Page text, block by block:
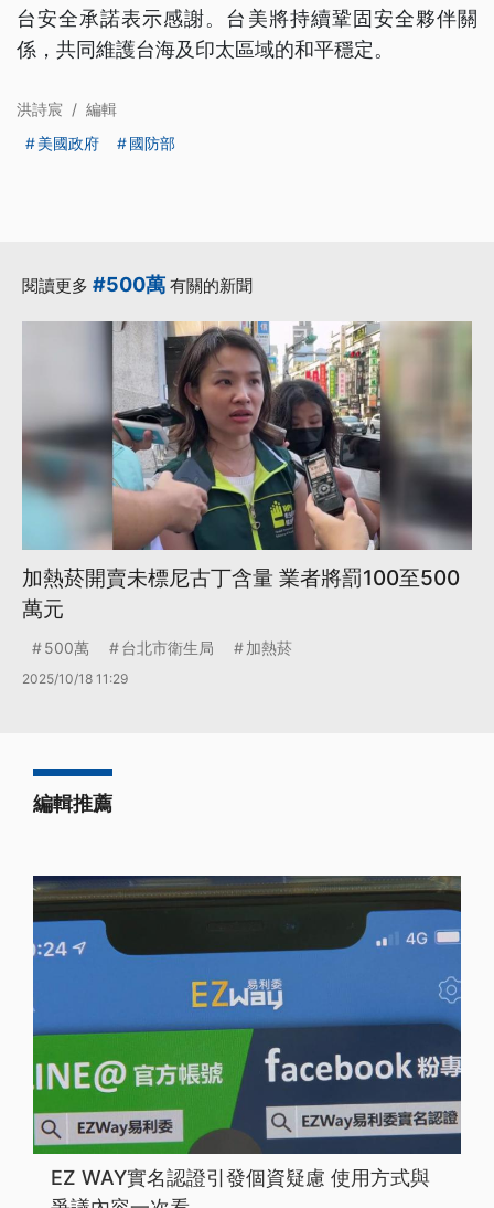
台安全承諾表示感謝。台美將持續鞏固安全夥伴關
係，共同維護台海及印太區域的和平穩定。
洪詩宸 / 編輯
美國政府
國防部
閱讀更多 #500萬 有關的新聞
加熱菸開賣未標尼古丁含量 業者將罰100至500
萬元
500萬 台北市衛生局 加熱菸
2025/10/18 11:29
編輯推薦
EZ WAY實名認證引發個資疑慮 使用方式與